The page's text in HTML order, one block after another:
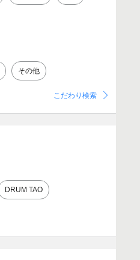
その他
こだわり検索
DRUM TAO